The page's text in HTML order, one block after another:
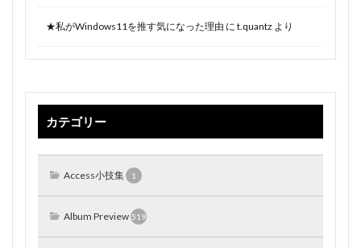
★私がWindows11を推す気になった理由 に t.quantz より
カテゴリー
Access小技集 1
Album Preview 519